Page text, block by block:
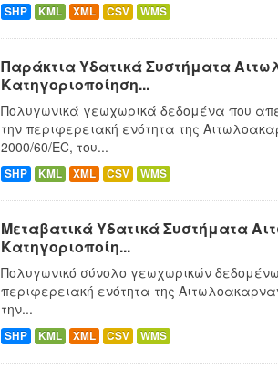
SHP KML XML CSV WMS
Παράκτια Υδατικά Συστήματα
Κατηγοριοποίηση...
Πολυγωνικά γεωχωρικά δεδομένα που
την περιφερειακή ενότητα της
2000/60/EC, του...
SHP KML XML CSV WMS
Μεταβατικά Υδατικά Συστήματα
Κατηγοριοποίη...
Πολυγωνικό σύνολο γεωχωρικών
περιφερειακή ενότητα της
την...
SHP KML XML CSV WMS